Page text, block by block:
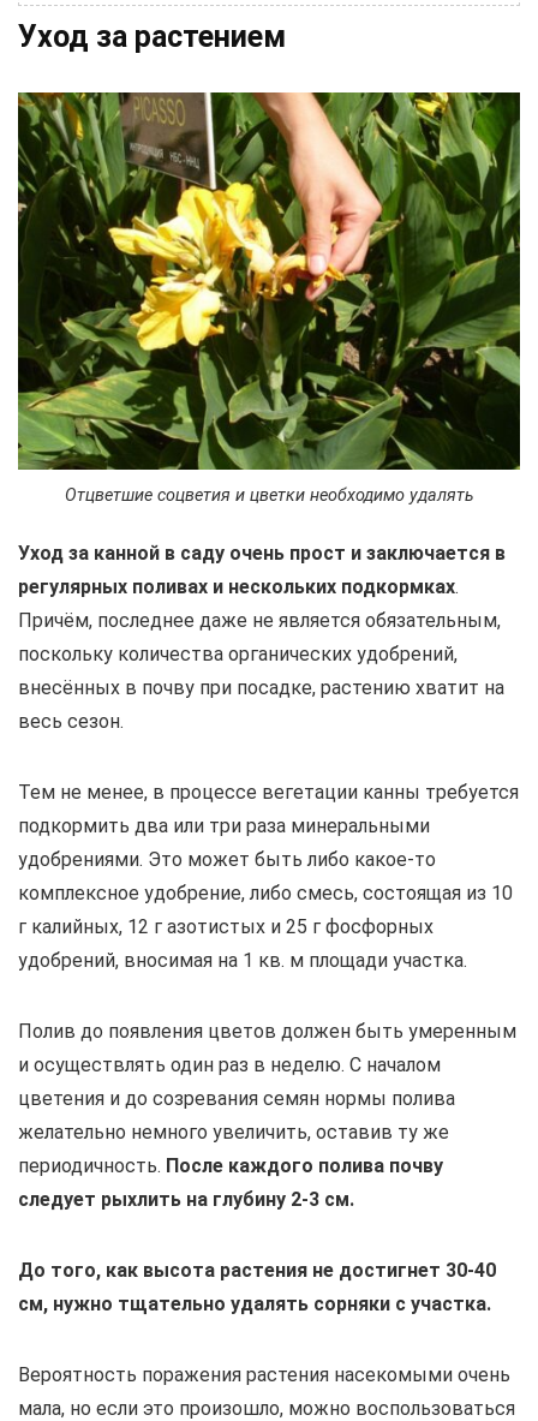
Уход за растением
Отцветшие соцветия и цветки необходимо удалять
Уход за канной в саду очень прост и заключается в
регулярных поливах и нескольких подкормках.
Причём, последнее даже не является обязательным,
поскольку количества органических удобрений,
внесённых в почву при посадке, растению хватит на
весь сезон.
Тем не менее, в процессе вегетации канны требуется
подкормить два или три раза минеральными
удобрениями. Это может быть либо какое-то
комплексное удобрение, либо смесь, состоящая из 10
г калийных, 12 г азотистых и 25 г фосфорных
удобрений, вносимая на 1 кв. м площади участка.
Полив до появления цветов должен быть умеренным
и осуществлять один раз в неделю. С началом
цветения и до созревания семян нормы полива
желательно немного увеличить, оставив ту же
периодичность. После каждого полива почву
следует рыхлить на глубину 2-3 см.
До того, как высота растения не достигнет 30-40
см, нужно тщательно удалять сорняки с участка.
Вероятность поражения растения насекомыми очень
мала, но если это произошло, можно воспользоваться